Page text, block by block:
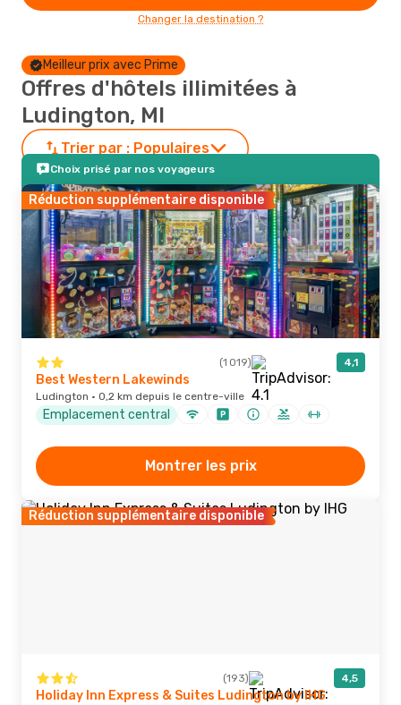
Changer la destination ?
Meilleur prix avec Prime
Offres d'hôtels illimitées à
Ludington, MI
Trier par : Populaires
Choix prisé par nos voyageurs
Réduction supplémentaire disponible
(1 019) 4,1
Best Western Lakewinds
Ludington · 0,2 km depuis le centre-ville
Emplacement central
Montrer les prix
Réduction supplémentaire disponible
(193) 4,5
Holiday Inn Express & Suites Ludington by IHG